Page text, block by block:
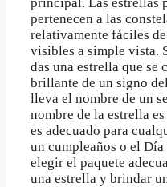
pertenecen a las
relativamente fáciles
visibles a simple vista.
das una estrella que se
brillante de un signo
lleva el nombre de un
nombre de la estrella
es adecuado para
un cumpleaños o el Día
elegir el paquete
una estrella y brindar